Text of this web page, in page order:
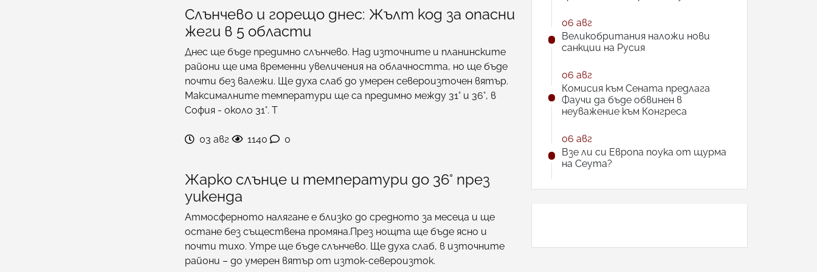
Слънчево и горещо днес: Жълт код за опасни
жеги в 5 области
Днес ще бъде предимно слънчево. Над източните и планинските
райони ще има временни увеличения на облачността, но ще бъде
почти без валежи. Ще духа слаб до умерен североизточен вятър.
Максималните температури ще са предимно между 31° и 36°, в
София - около 31°. Т
03 авг 1140 0
Жарко слънце и температури до 36° през
уикенда
Атмосферното налягане е близко до средното за месеца и ще
остане без съществена промяна.През нощта ще бъде ясно и
почти тихо. Утре ще бъде слънчево. Ще духа слаб, в източните
райони – до умерен вятър от изток-североизток.
06 авг
Великобритания наложи нови
санкции на Русия
06 авг
Комисия към Сената предлага
Фаучи да бъде обвинен в
неуважение към Конгреса
06 авг
Взе ли си Европа поука от щурма
на Сеута?